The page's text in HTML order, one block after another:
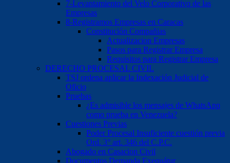
7-Levantamiento del Velo Corporativo de las
Empresas
8-Registramos Empresas en Caracas
Constitución Compañias
Actualizacion Empresas
Pasos para Registrar Empresa
Requisitos para Registrar Empresa
DERECHO PROCESAL CIVIL
TSJ ordena aplicar la Indexación Judicial de
Oficio
Pruebas
¿Es admisible los mensajes de WhatsApp
como prueba en Venezuela?
Cuestiones Previas
Poder Procesal Insuficiente cuestión previa
Ord. 3° art. 346 del C.P.C.
Abogado en Casacion Civil
Documentos Demanda Exequátur